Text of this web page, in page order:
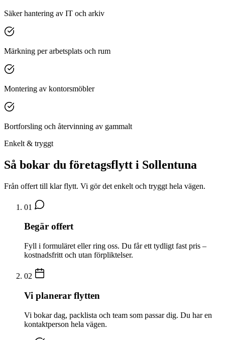
Säker hantering av IT och arkiv
Märkning per arbetsplats och rum
Montering av kontorsmöbler
Bortforsling och återvinning av gammalt
Enkelt & tryggt
Så bokar du företagsflytt i Sollentuna
Från offert till klar flytt. Vi gör det enkelt och tryggt hela vägen.
01
Begär offert
Fyll i formuläret eller ring oss. Du får ett tydligt fast pris –
kostnadsfritt och utan förpliktelser.
02
Vi planerar flytten
Vi bokar dag, packlista och team som passar dig. Du har en
kontaktperson hela vägen.